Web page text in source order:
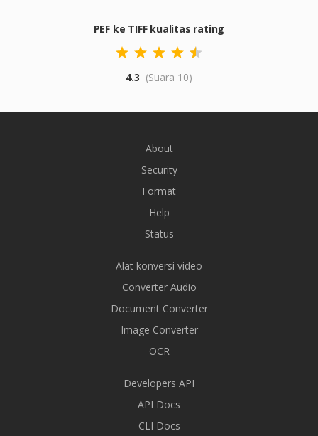
PEF ke TIFF kualitas rating
4.3 (Suara 10)
About
Security
Format
Help
Status
Alat konversi video
Converter Audio
Document Converter
Image Converter
OCR
Developers API
API Docs
CLI Docs